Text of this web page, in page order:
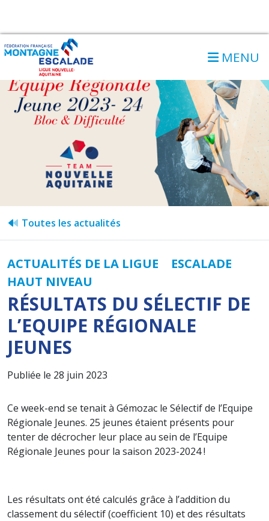
MENU
Toutes les actualités
ACTUALITÉS DE LA LIGUE
ESCALADE
HAUT NIVEAU
RÉSULTATS DU SÉLECTIF DE
L’EQUIPE RÉGIONALE
JEUNES
Publiée le 28 juin 2023
Ce week-end se tenait à Gémozac le Sélectif de l’Equipe
Régionale Jeunes. 25 jeunes étaient présents pour
tenter de décrocher leur place au sein de l’Equipe
Régionale Jeunes pour la saison 2023-2024 !
Les résultats ont été calculés grâce à l’addition du
classement du sélectif (coefficient 10) et des résultats